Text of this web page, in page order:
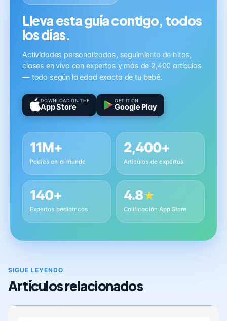
Lleva esta guía contigo, todos
los días.
Actividades personalizadas, seguimiento de hitos,
clases en vivo con expertos y más de 2,400 artículos
— todo según la edad exacta de tu bebé.
DOWNLOAD ON THE
App Store
GET IT ON
Google Play
11M+
Padres en el mundo
2,400+
Artículos de expertos
140+
Expertos pediátricos
4.8★
Calificación App Store
SIGUE LEYENDO
Artículos relacionados